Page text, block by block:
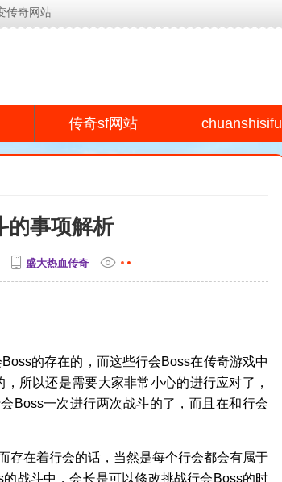
传奇网站
传奇sf网站 chuanshisifu
的事项解析
盛大热血传奇
的存在的，而这些行会Boss在传奇游戏中
所以还是需要大家非常小心的进行应对了，
Boss一次进行两次战斗的了，而且在和行会
存在着行会的话，当然是每个行会都会有属于
战斗中，会长是可以修改挑战行会Boss的时